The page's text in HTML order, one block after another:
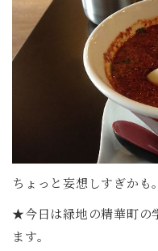
ちょっと妄想しすぎかも。
★今日は緑地の精華町の
ます。